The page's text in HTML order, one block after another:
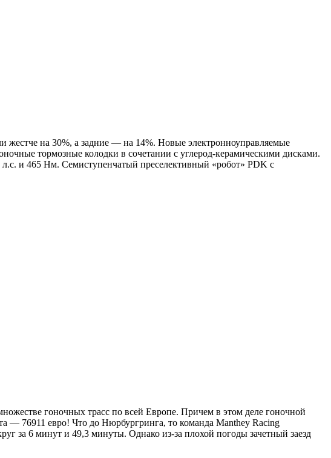
жестче на 30%, а задние — на 14%. Новые электронноуправляемые
тормозные колодки в сочетании с углерод-керамическими дисками.
и 465 Нм. Семиступенчатый преселективный «робот» PDK с
гоночных трасс по всей Европе. Причем в этом деле гоночной
— 76911 евро! Что до Нюрбургринга, то команда Manthey Racing
за 6 минут и 49,3 минуты. Однако из-за плохой погоды зачетный заезд